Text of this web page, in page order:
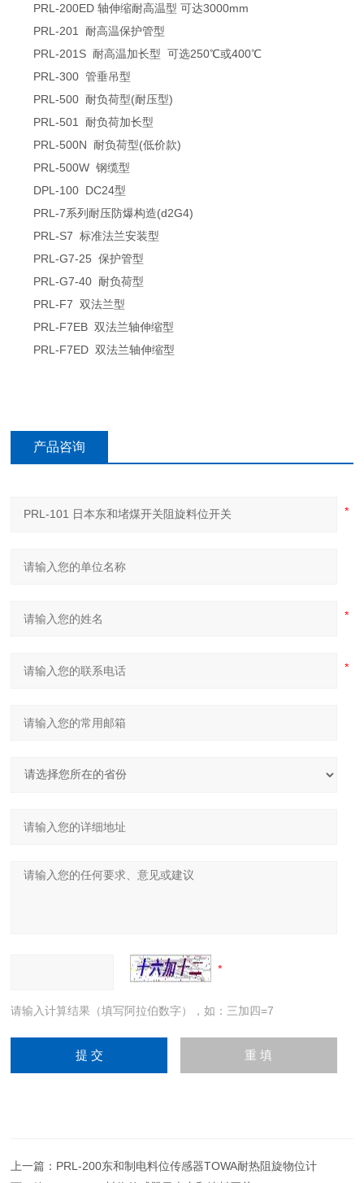
PRL-200ED 轴伸缩耐高温型 可达3000mm
PRL-201 耐高温保护管型
PRL-201S 耐高温加长型 可选250℃或400℃
PRL-300 管垂吊型
PRL-500 耐负荷型(耐压型)
PRL-501 耐负荷加长型
PRL-500N 耐负荷型(低价款)
PRL-500W 钢缆型
DPL-100 DC24型
PRL-7系列耐压防爆构造(d2G4)
PRL-S7 标准法兰安装型
PRL-G7-25 保护管型
PRL-G7-40 耐负荷型
PRL-F7 双法兰型
PRL-F7EB 双法兰轴伸缩型
PRL-F7ED 双法兰轴伸缩型
产品咨询
请输入计算结果（填写阿拉伯数字），如：三加四=7
上一篇： PRL-200东和制电料位传感器TOWA耐热阻旋物位计